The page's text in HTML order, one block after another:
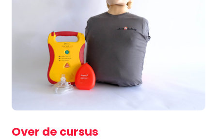
Over de cursus